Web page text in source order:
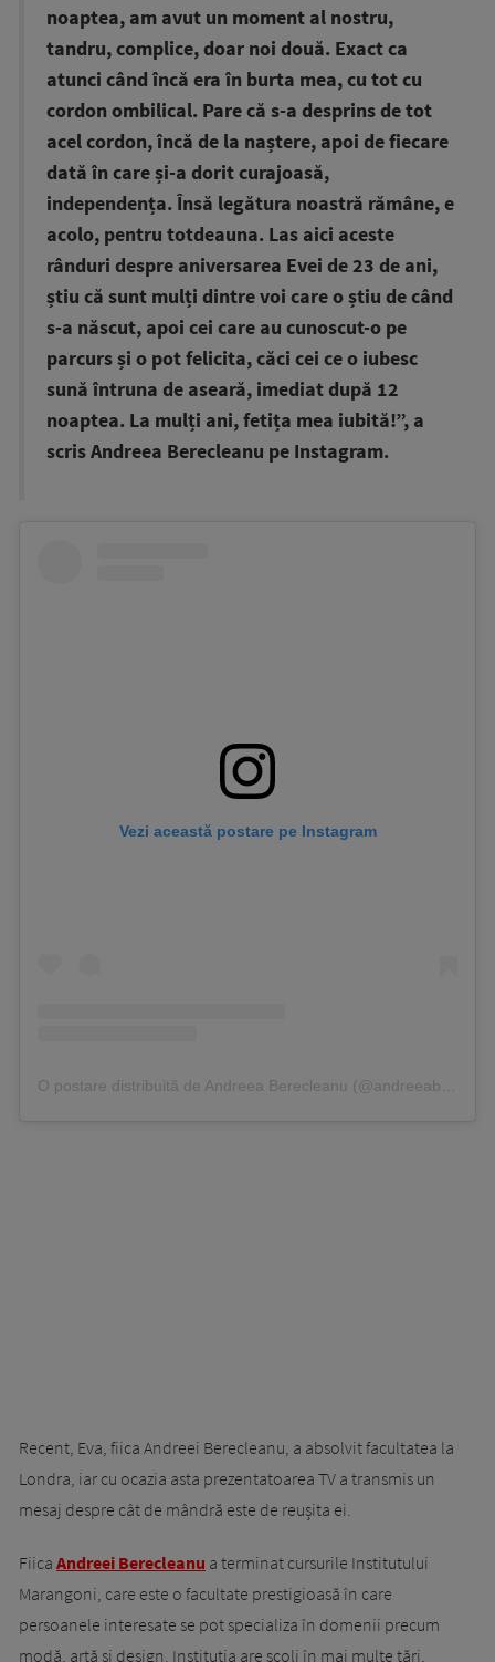
noaptea, am avut un moment al nostru,
tandru, complice, doar noi două. Exact ca
atunci când încă era în burta mea, cu tot cu
cordon ombilical. Pare că s-a desprins de tot
acel cordon, încă de la naștere, apoi de fiecare
dată în care și-a dorit curajoasă,
independența. Însă legătura noastră rămâne, e
acolo, pentru totdeauna. Las aici aceste
rânduri despre aniversarea Evei de 23 de ani,
știu că sunt mulți dintre voi care o știu de când
s-a născut, apoi cei care au cunoscut-o pe
parcurs și o pot felicita, căci cei ce o iubesc
sună întruna de aseară, imediat după 12
noaptea. La mulți ani, fetița mea iubită!”, a
scris Andreea Berecleanu pe Instagram.
Vezi această postare pe Instagram
Recent, Eva, fiica Andreei Berecleanu, a absolvit facultatea la
Londra, iar cu ocazia asta prezentatoarea TV a transmis un
mesaj despre cât de mândră este de reușita ei.
Fiica Andreei Berecleanu a terminat cursurile Institutului
Marangoni, care este o facultate prestigioasă în care
persoanele interesate se pot specializa în domenii precum
modă, artă și design. Instituția are școli în mai multe țări,